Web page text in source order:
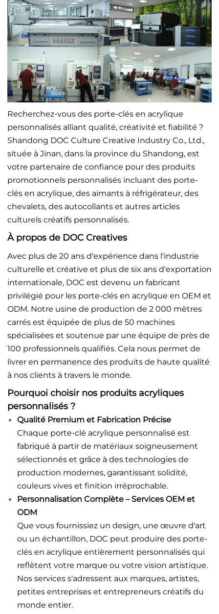
Recherchez-vous des porte-clés en acrylique
personnalisés alliant qualité, créativité et fiabilité ?
Shandong DOC Culture Creative Industry Co., Ltd.,
située à Jinan, dans la province du Shandong, est
votre partenaire de confiance pour des produits
promotionnels personnalisés incluant des porte-
clés en acrylique, des aimants à réfrigérateur, des
chevalets, des autocollants et autres articles
culturels créatifs personnalisés.
À propos de DOC Creatives
Avec plus de 20 ans d'expérience dans l'industrie
culturelle et créative et plus de six ans d'exportation
internationale, DOC est devenu un fabricant
privilégié pour les porte-clés en acrylique en OEM et
ODM. Notre usine de production de 2 000 mètres
carrés est équipée de plus de 50 machines
spécialisées et soutenue par une équipe de près de
100 professionnels qualifiés. Cela nous permet de
livrer en permanence des produits de haute qualité
à nos clients à travers le monde.
Pourquoi choisir nos produits acryliques
personnalisés ?
Qualité Premium et Fabrication Précise
Chaque porte-clé acrylique personnalisé est
fabriqué à partir de matériaux soigneusement
sélectionnés et grâce à des technologies de
production modernes, garantissant solidité,
couleurs vives et finition irréprochable.
Personnalisation Complète – Services OEM et
ODM
Que vous fournissiez un design, une œuvre d'art
ou un échantillon, DOC peut produire des porte-
clés en acrylique entièrement personnalisés qui
reflètent votre marque ou votre vision artistique.
Nos services s'adressent aux marques, artistes,
petites entreprises et entrepreneurs créatifs du
monde entier.